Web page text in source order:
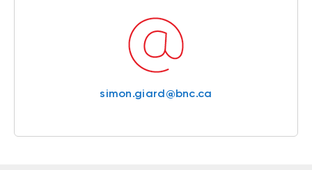
simon.giard@bnc.ca